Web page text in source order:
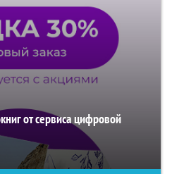
от сервиса цифровой